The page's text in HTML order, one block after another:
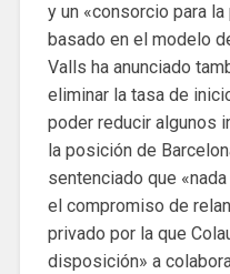
y un «consorcio para
basado en el modelo
Valls ha anunciado
eliminar la tasa de
poder reducir algunos
la posición de
sentenciado que
el compromiso de
privado por la que
disposición» a